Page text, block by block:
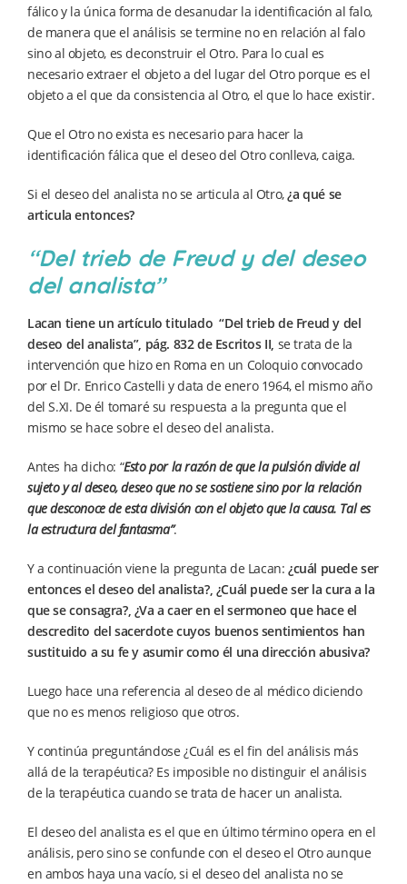
fálico y la única forma de desanudar la identificación al falo,
de manera que el análisis se termine no en relación al falo
sino al objeto, es deconstruir el Otro. Para lo cual es
necesario extraer el objeto a del lugar del Otro porque es el
objeto a el que da consistencia al Otro, el que lo hace existir.
Que el Otro no exista es necesario para hacer la
identificación fálica que el deseo del Otro conlleva, caiga.
Si el deseo del analista no se articula al Otro,¿a qué se
articula entonces?
“Del trieb de Freud y del deseo
del analista”
Lacan tiene un artículo titulado “Del trieb de Freud y del
deseo del analista”, pág. 832 de Escritos II, se trata de la
intervención que hizo en Roma en un Coloquio convocado
por el Dr. Enrico Castelli y data de enero 1964, el mismo año
del S.XI. De él tomaré su respuesta a la pregunta que el
mismo se hace sobre el deseo del analista.
Antes ha dicho: “Esto por la razón de que la pulsión divide al
sujeto y al deseo, deseo que no se sostiene sino por la relación
que desconoce de esta división con el objeto que la causa. Tal es
la estructura del fantasma”.
Y a continuación viene la pregunta de Lacan: ¿cuál puede ser
entonces el deseo del analista?, ¿Cuál puede ser la cura a la
que se consagra?, ¿Va a caer en el sermoneo que hace el
descredito del sacerdote cuyos buenos sentimientos han
sustituido a su fe y asumir como él una dirección abusiva?
Luego hace una referencia al deseo de al médico diciendo
que no es menos religioso que otros.
Y continúa preguntándose ¿Cuál es el fin del análisis más
allá de la terapéutica? Es imposible no distinguir el análisis
de la terapéutica cuando se trata de hacer un analista.
El deseo del analista es el que en último término opera en el
análisis, pero sino se confunde con el deseo el Otro aunque
en ambos haya una vacío, si el deseo del analista no se